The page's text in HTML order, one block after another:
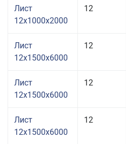
Лист
12x1000x2000
12
Лист
12x1500x6000
12
Лист
12x1500x6000
12
Лист
12x1500x6000
12